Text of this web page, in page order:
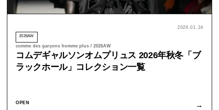
2026.01.24
2026AW
comme des garçons homme plus / 2026AW
コムデギャルソンオムプリュス 2026年秋冬「ブ
ラックホール」コレクション一覧
OPEN →